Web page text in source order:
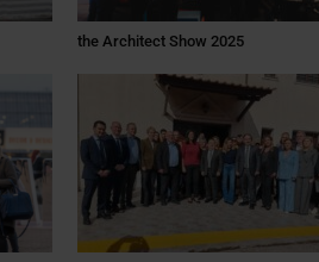
the Architect Show 2025